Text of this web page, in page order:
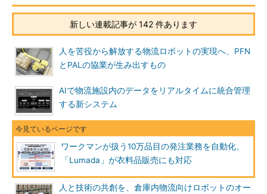
新しい連載記事が 142 件あります
人を苦役から解放する物流ロボットの実現へ、PFN
とPALの協業が生み出すもの
AIで物流施設内のデータをリアルタイムに統合管理
する新システム
ワークマンが扱う10万品目の発注業務を自動化、
「Lumada」が衣料品販売にも対応
人と技術の共創を、倉庫内物流向けロボットのオー